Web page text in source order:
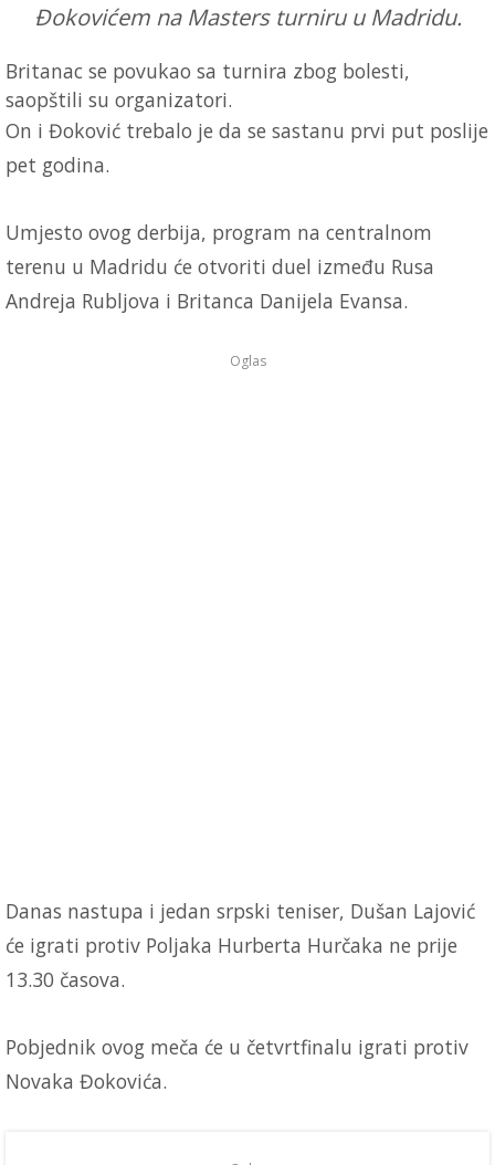
Đokovićem na Masters turniru u Madridu.
Britanac se povukao sa turnira zbog bolesti,
saopštili su organizatori.
On i Đoković trebalo je da se sastanu prvi put poslije
pet godina.
Umjesto ovog derbija, program na centralnom
terenu u Madridu će otvoriti duel između Rusa
Andreja Rubljova i Britanca Danijela Evansa.
Oglas
Danas nastupa i jedan srpski teniser, Dušan Lajović
će igrati protiv Poljaka Hurberta Hurčaka ne prije
13.30 časova.
Pobjednik ovog meča će u četvrtfinalu igrati protiv
Novaka Đokovića.